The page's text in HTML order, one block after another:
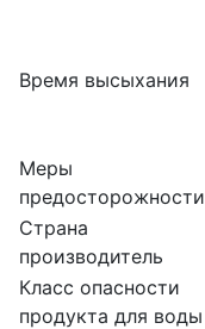
Время высыхания
Меры
предосторожности
Страна
производитель
Класс опасности
продукта для воды